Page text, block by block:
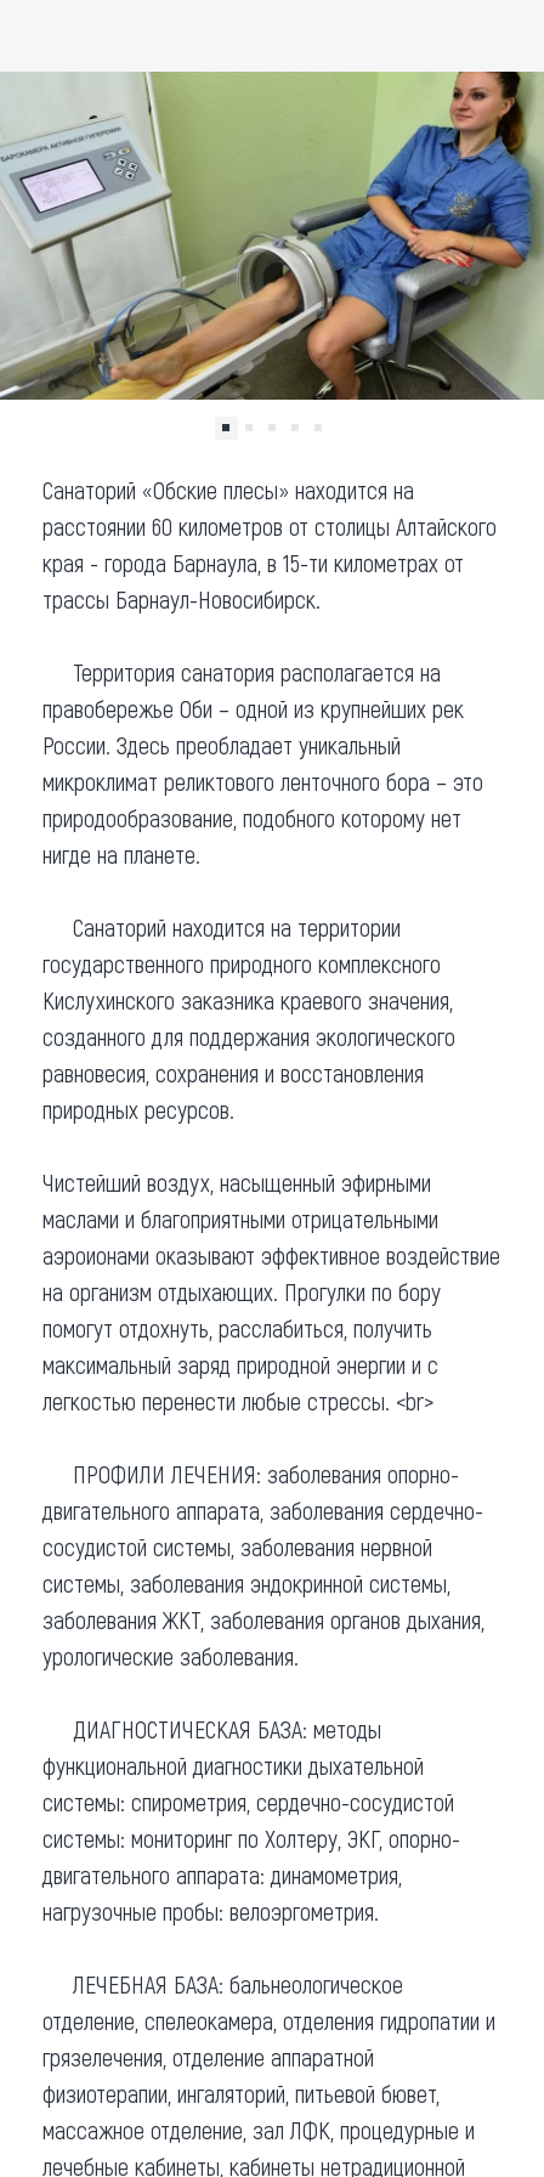
О регионе
Коллекция впечатлений
Другие рубрики
Санаторий «Обские плесы» находится на
расстоянии 60 километров от столицы Алтайского
края - города Барнаула, в 15-ти километрах от
трассы Барнаул-Новосибирск.
Территория санатория располагается на
правобережье Оби – одной из крупнейших рек
России. Здесь преобладает уникальный
микроклимат реликтового ленточного бора – это
природообразование, подобного которому нет
нигде на планете.
Санаторий находится на территории
государственного природного комплексного
Кислухинского заказника краевого значения,
созданного для поддержания экологического
равновесия, сохра­нения и восстановления
природных ресурсов.
Чистейший воздух, насыщенный эфирными
маслами и благоприятными отрицательными
аэроионами оказывают эффективное воздействие
на организм отдыхающих. Прогулки по бору
помогут отдохнуть, расслабиться, получить
максимальный заряд природной энергии и с
легкостью перенести любые стрессы. <br>
ПРОФИЛИ ЛЕЧЕНИЯ: заболевания опорно-
двигательного аппарата, заболевания сердечно-
сосудистой системы, заболевания нервной
системы, заболевания эндокринной системы,
заболевания ЖКТ, заболевания органов дыхания,
урологические заболевания.
ДИАГНОСТИЧЕСКАЯ БАЗА: методы
функциональной диагностики дыхательной
системы: спирометрия, сердечно-сосудистой
системы: мониторинг по Холтеру, ЭКГ, опорно-
двигательного аппарата: динамометрия,
нагрузочные пробы: велоэргометрия.
ЛЕЧЕБНАЯ БАЗА: бальнеологическое
отделение, спелеокамера, отделения гидропатии и
грязелечения, отделение аппаратной
физиотерапии, ингаляторий, питьевой бювет,
массажное отделение, зал ЛФК, процедурные и
лечебные кабинеты, кабинеты нетрадиционной